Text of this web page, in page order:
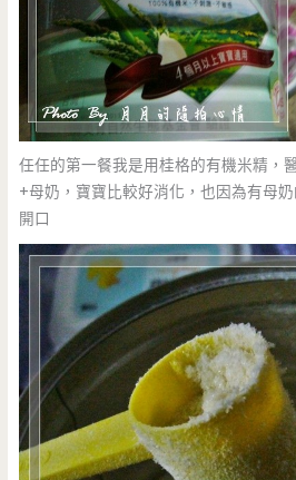
任任的第一餐我是用桂格的有機米精，
+母奶，寶寶比較好消化，也因為有母
開口